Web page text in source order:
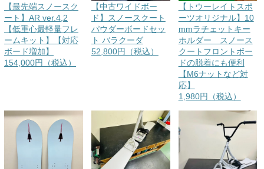
【最先端スノースク
ート】AR ver.4,2
【低重心最軽量フレ
ームキット】【対応
ボード増加】
154,000円（税込）
【中古ワイドボー
ド】スノースクート
パウダーボードセッ
ト バラクーダ
52,800円（税込）
【トウーレイトスポ
ーツオリジナル】10
mmラチェットキー
ホルダー スノース
クートフロントボー
ドの脱着にも便利
【M6ナットなど対
応】
1,980円（税込）